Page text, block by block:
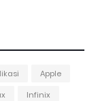
Apple
Infinix